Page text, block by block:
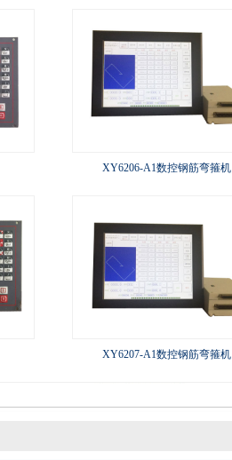
XY6206-A1数控钢筋弯箍机
XY6207-A1数控钢筋弯箍机